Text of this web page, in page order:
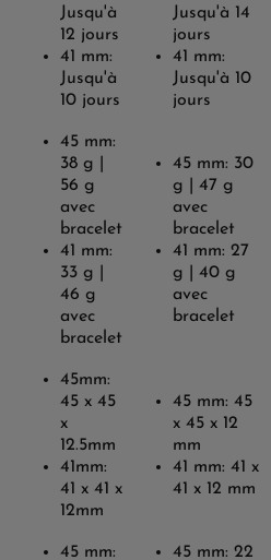
Jusqu'à
12 jours
41 mm:
Jusqu'à
10 jours
Jusqu'à 14
jours
41 mm:
Jusqu'à 10
jours
45 mm:
38 g |
56 g
avec
bracelet
41 mm:
33 g |
46 g
avec
bracelet
45 mm: 30
g | 47 g
avec
bracelet
41 mm: 27
g | 40 g
avec
bracelet
45mm:
45 x 45
x
12.5mm
41mm:
41 x 41 x
12mm
45 mm: 45
x 45 x 12
mm
41 mm: 41 x
41 x 12 mm
45 mm:
45 mm: 22